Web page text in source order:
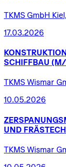
TKMS GmbH
17.03.2026
SCHIFFBAU
TKMS Wismar
10.05.2026
UND
TKMS Wismar